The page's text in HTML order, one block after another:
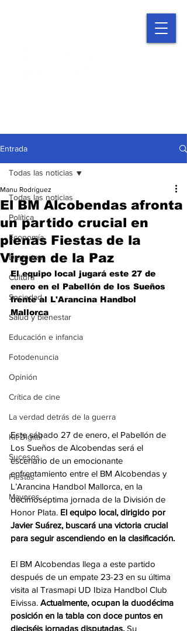
Entrada
Todas las noticias
Política
Economía
Deportes
Cultura
Sociedad
Salud y bienestar
Educación e infancia
Fotodenuncia
Opinión
Crítica de cine
La verdad detrás de la guerra
Kit Digital
Sucesos
Fiestas
Mayores
Todas las noticias
El BM Alcobendas afronta
un partido crucial en
plenas Fiestas de la
Virgen de la Paz
Manu Rodríguez
El equipo local jugará este 27 de
enero en el Pabellón de los Sueños
frente al L'Arancina Handbol
Mallorca
Este sábado 27 de enero, el Pabellón de
Los Sueños de Alcobendas será el
escenario de un emocionante
enfrentamiento entre el BM Alcobendas y
L’Arancina Handbol Mallorca, en la
decimoséptima jornada de la División de
Honor Plata. El equipo local, dirigido por
Javier Suárez, buscará una victoria crucial
para seguir ascendiendo en la clasificación.
El BM Alcobendas llega a este partido
después de un empate 23-23 en su última
visita al Trasmapi UD Ibiza Handbol Club
Eivissa. Actualmente, ocupan la duodécima
posición en la tabla con doce puntos en
dieciséis jornadas disputadas. Su